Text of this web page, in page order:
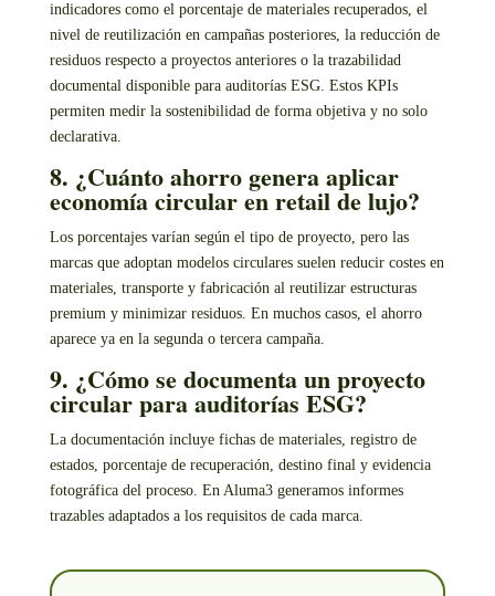
indicadores como el porcentaje de materiales recuperados, el
nivel de reutilización en campañas posteriores, la reducción de
residuos respecto a proyectos anteriores o la trazabilidad
documental disponible para auditorías ESG. Estos KPIs
permiten medir la sostenibilidad de forma objetiva y no solo
declarativa.
8. ¿Cuánto ahorro genera aplicar
economía circular en retail de lujo?
Los porcentajes varían según el tipo de proyecto, pero las
marcas que adoptan modelos circulares suelen reducir costes en
materiales, transporte y fabricación al reutilizar estructuras
premium y minimizar residuos. En muchos casos, el ahorro
aparece ya en la segunda o tercera campaña.
9. ¿Cómo se documenta un proyecto
circular para auditorías ESG?
La documentación incluye fichas de materiales, registro de
estados, porcentaje de recuperación, destino final y evidencia
fotográfica del proceso. En Aluma3 generamos informes
trazables adaptados a los requisitos de cada marca.